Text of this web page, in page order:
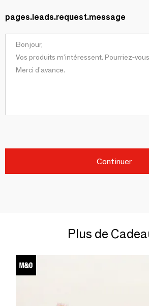
pages.leads.request.message
Continuer
Plus de